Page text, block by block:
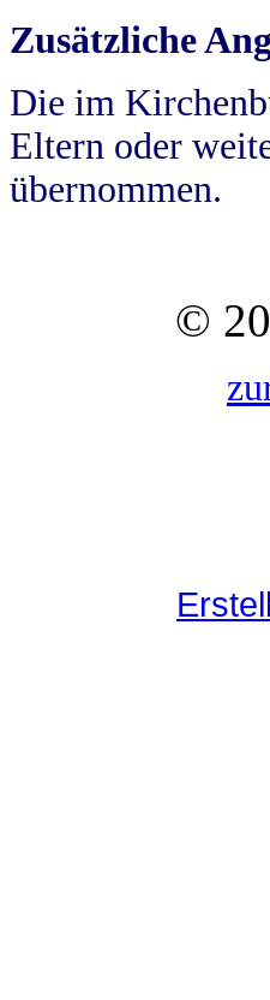
Zusätzliche
Die im
Eltern oder
übernommen.
©